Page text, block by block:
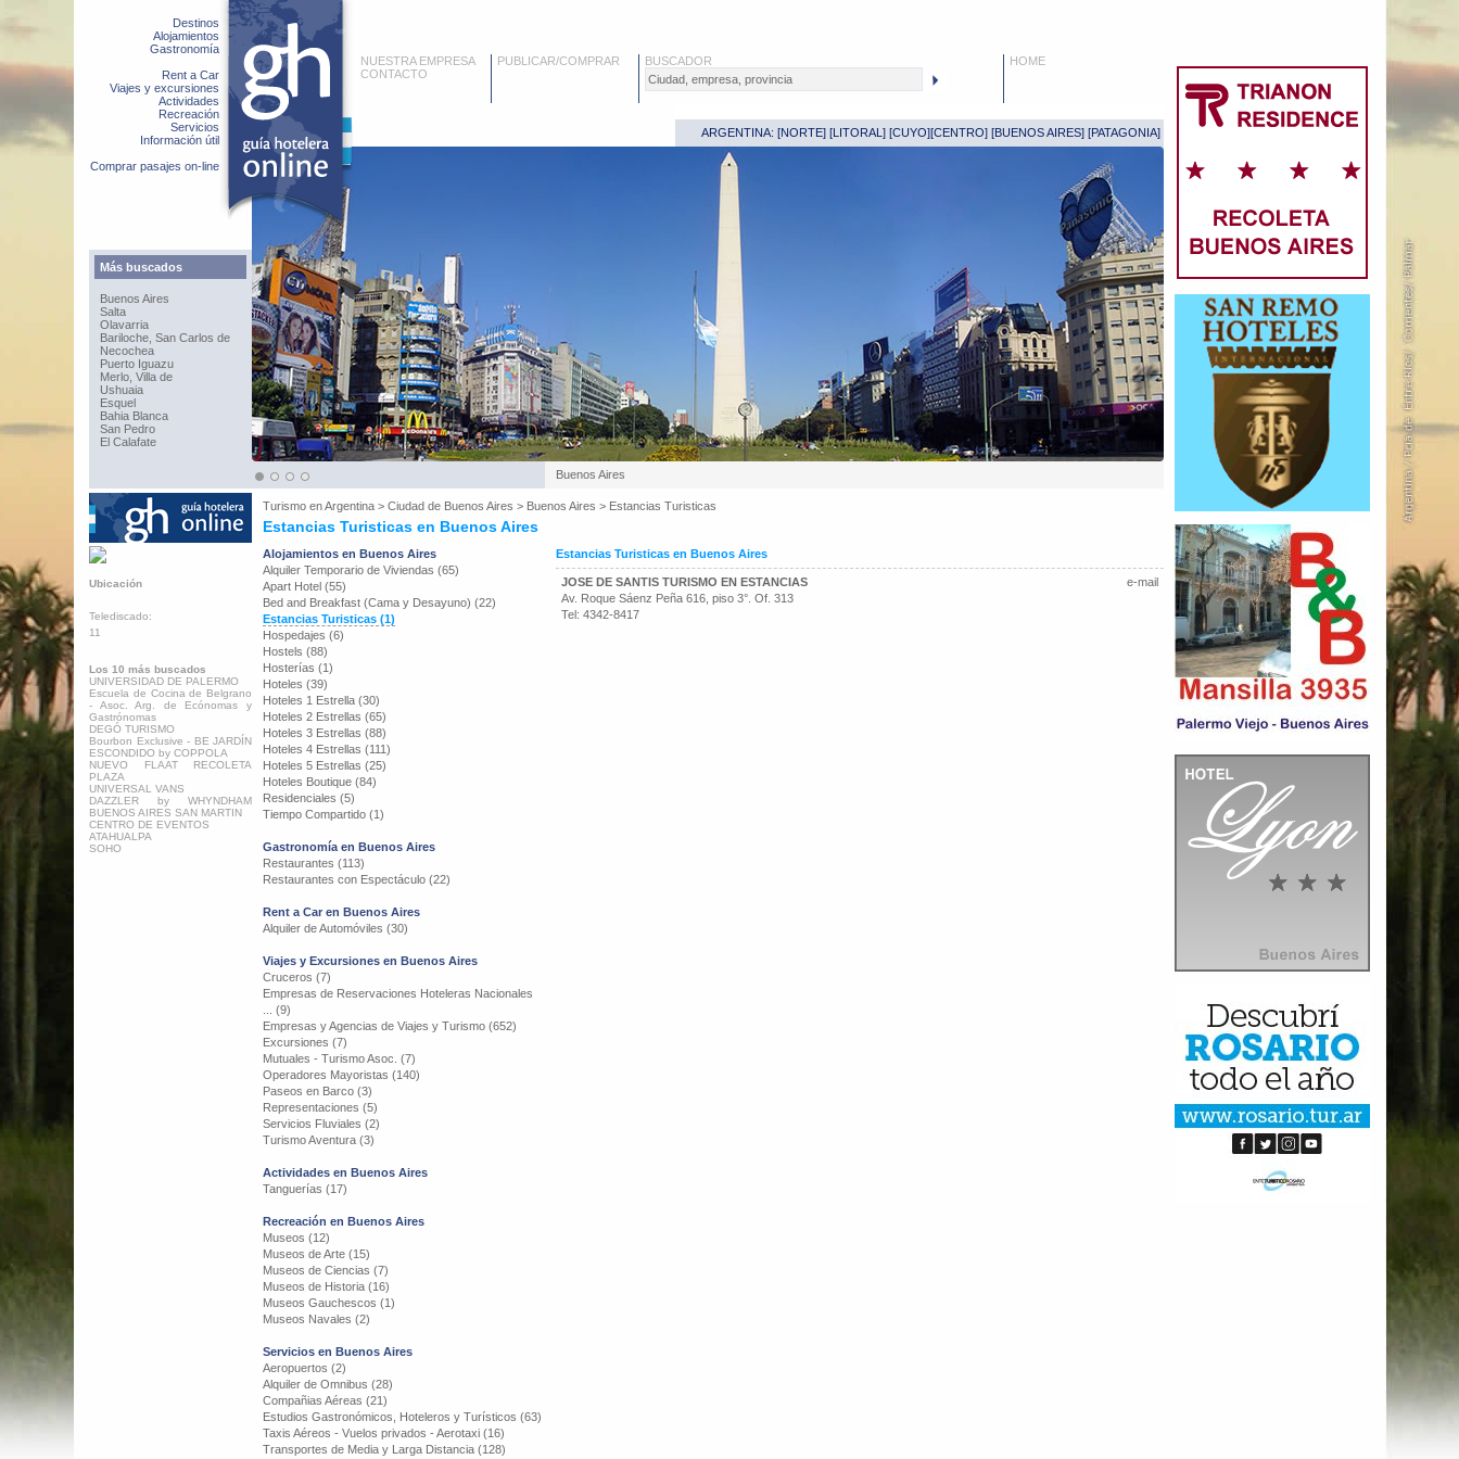
Destinos
Alojamientos
Gastronomía
Rent a Car
Viajes y excursiones
Actividades
Recreación
Servicios
Información útil
Comprar pasajes on-line
Más buscados
Buenos Aires
Salta
Olavarria
Bariloche, San Carlos de
Necochea
Puerto Iguazu
Merlo, Villa de
Ushuaia
Esquel
Bahia Blanca
San Pedro
El Calafate
NUESTRA EMPRESA
CONTACTO
PUBLICAR/COMPRAR BUSCADOR HOME
ARGENTINA: [NORTE] [LITORAL ] [CUYO][CENTRO] [BUENOS AIRES] [PATAGONIA]
Buenos Aires
Turismo enArgentina > Ciudad de Buenos Aires > Buenos Aires > Estancias Turisticas
Estancias Turisticas en Buenos Aires
Ubicación
Telediscado:
11
Los 10 más buscados
UNIVERSIDAD DE PALERMO
Escuela de Cocina de Belgrano
- Asoc. Arg. de Ecónomas y
Gastrónomas
DEGÓ TURISMO
Bourbon Exclusive - BE JARDÍN
ESCONDIDO by COPPOLA
NUEVO FLAAT RECOLETA
PLAZA
UNIVERSAL VANS
DAZZLER by WHYNDHAM
BUENOS AIRES SAN MARTIN
CENTRO DE EVENTOS
ATAHUALPA
SOHO
Alojamientos en Buenos Aires
Alquiler Temporario de Viviendas (65)
Apart Hotel (55)
Bed and Breakfast (Cama y Desayuno) (22)
Estancias Turisticas (1)
Hospedajes (6)
Hostels (88)
Hosterías (1)
Hoteles (39)
Hoteles 1 Estrella (30)
Hoteles 2 Estrellas (65)
Hoteles 3 Estrellas (88)
Hoteles 4 Estrellas (111)
Hoteles 5 Estrellas (25)
Hoteles Boutique (84)
Residenciales (5)
Tiempo Compartido (1)
Gastronomía en Buenos Aires
Restaurantes (113)
Restaurantes con Espectáculo (22)
Rent a Car en Buenos Aires
Alquiler de Automóviles (30)
Viajes y Excursiones en Buenos Aires
Cruceros (7)
Empresas de Reservaciones Hoteleras Nacionales
... (9)
Empresas y Agencias de Viajes y Turismo (652)
Excursiones (7)
Mutuales - Turismo Asoc. (7)
Operadores Mayoristas (140)
Paseos en Barco (3)
Representaciones (5)
Servicios Fluviales (2)
Turismo Aventura (3)
Actividades en Buenos Aires
Tanguerías (17)
Recreación en Buenos Aires
Museos (12)
Museos de Arte (15)
Museos de Ciencias (7)
Museos de Historia (16)
Museos Gauchescos (1)
Museos Navales (2)
Servicios en Buenos Aires
Aeropuertos (2)
Alquiler de Omnibus (28)
Compañias Aéreas (21)
Estudios Gastronómicos, Hoteleros y Turísticos (63)
Taxis Aéreos - Vuelos privados - Aerotaxi (16)
Transportes de Media y Larga Distancia (128)
Estancias Turisticas en Buenos Aires
e-mail
JOSE DE SANTIS TURISMO EN ESTANCIAS
Av. Roque Sáenz Peña 616, piso 3°. Of. 313
Tel: 4342-8417